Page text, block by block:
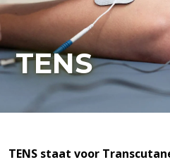
TENS
TENS staat voor